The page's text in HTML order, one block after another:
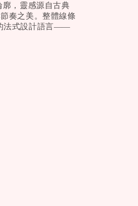
，靈感源自古典
奏之美。整體線條
法式設計語言——